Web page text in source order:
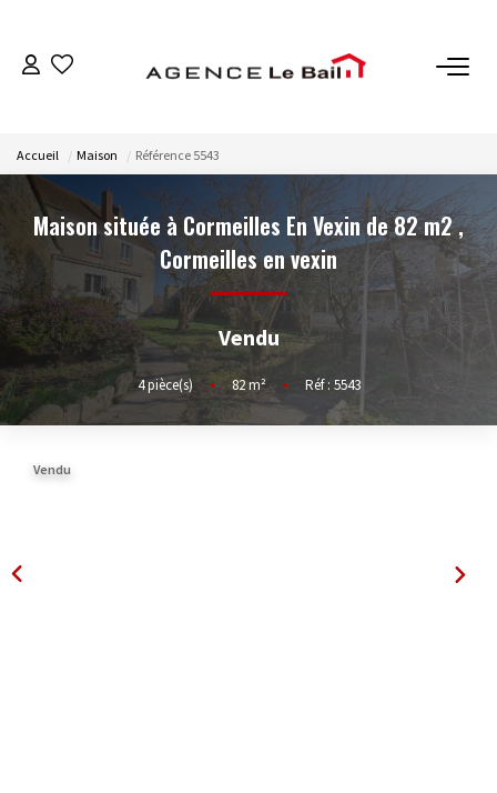
ESTIMATION
LOCATIONS
GESTION
Espace Propriétaire
Espace Locataire
Accueil Maison Référence 5543
Maison située à Cormeilles En Vexin de 82 m2,
Cormeilles en vexin
Vendu
4pièce(s) • 82m² • Réf : 5543
Vendu